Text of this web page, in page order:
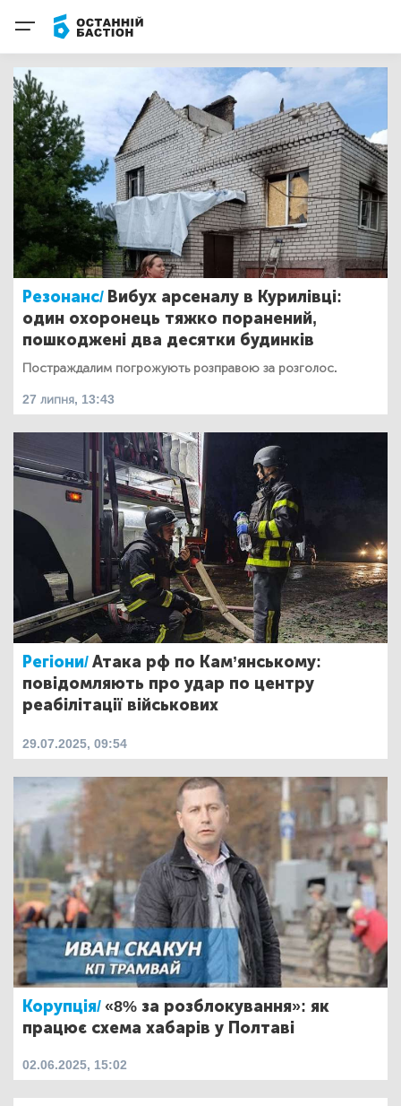
Резонанс/ Вибух арсеналу в Курилівці:
один охоронець тяжко поранений,
пошкоджені два десятки будинків
Постраждалим погрожують розправою за розголос.
27 липня, 13:43
Регіони/Атака рф по Кам’янському:
повідомляють про удар по центру
реабілітації військових
29.07.2025, 09:54
Корупція/«8% за розблокування»: як
працює схема хабарів у Полтаві
02.06.2025, 15:02